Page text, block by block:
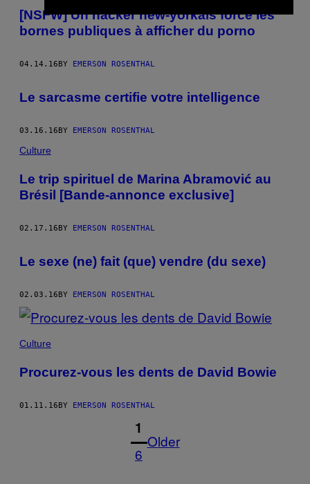
[NSFW] Un hacker new-yorkais force les
bornes publiques à afficher du porno
04.14.16BY EMERSON ROSENTHAL
Le sarcasme certifie votre intelligence
03.16.16BY EMERSON ROSENTHAL
Culture
Le trip spirituel de Marina Abramović au
Brésil [Bande-annonce exclusive]
02.17.16BY EMERSON ROSENTHAL
Le sexe (ne) fait (que) vendre (du sexe)
02.03.16BY EMERSON ROSENTHAL
Culture
Procurez-vous les dents de David Bowie
01.11.16BY EMERSON ROSENTHAL
1
6
Older